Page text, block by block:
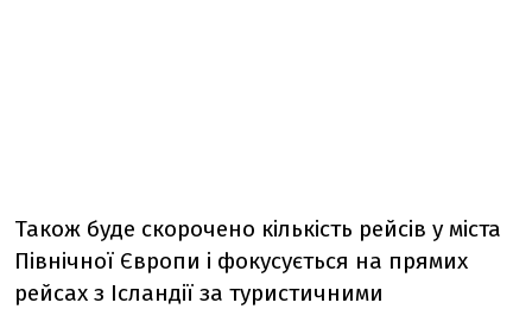
Також буде скорочено кількість рейсів у міста
Північної Європи і фокусується на прямих
рейсах з Ісландії за туристичними